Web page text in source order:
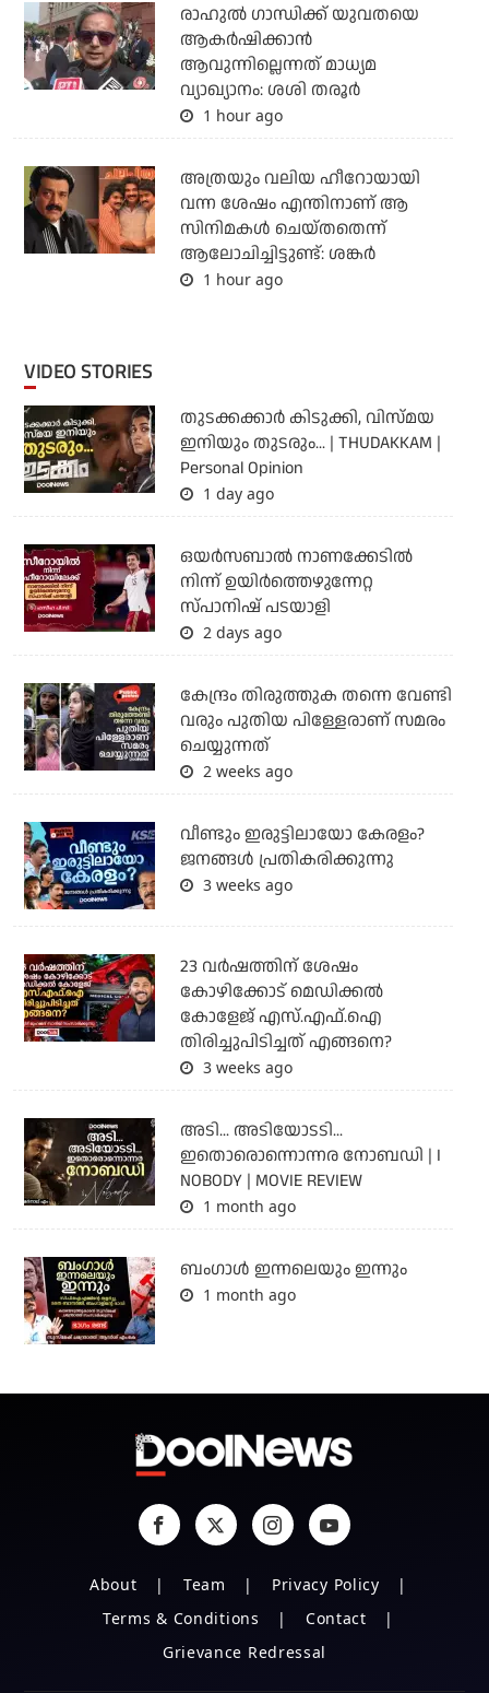
രാഹുല്‍ ഗാന്ധിക്ക് യുവതയെ
ആകര്‍ഷിക്കാന്‍
ആവുന്നില്ലെന്നത് മാധ്യമ
വ്യാഖ്യാനം: ശശി തരൂര്‍
1 hour ago
അത്രയും വലിയ ഹീറോയായി
വന്ന ശേഷം എന്തിനാണ് ആ
സിനിമകള്‍ ചെയ്തതെന്ന്
ആലോചിച്ചിട്ടുണ്ട്: ശങ്കര്‍
1 hour ago
VIDEO STORIES
തുടക്കക്കാര്‍ കിടുക്കി, വിസ്മയ
ഇനിയും തുടരും... | THUDAKKAM |
Personal Opinion
1 day ago
ഒയര്‍സബാൽ നാണക്കേടിൽ
നിന്ന് ഉയിർത്തെഴുന്നേറ്റ
സ്പാനിഷ് പടയാളി
2 days ago
കേന്ദ്രം തിരുത്തുക തന്നെ വേണ്ടി
വരും പുതിയ പിള്ളേരാണ് സമരം
ചെയ്യുന്നത്
2 weeks ago
വീണ്ടും ഇരുട്ടിലായോ കേരളം?
ജനങ്ങൾ പ്രതികരിക്കുന്നു
3 weeks ago
23 വർഷത്തിന് ശേഷം
കോഴിക്കോട് മെഡിക്കൽ
കോളേജ് എസ്.എഫ്.ഐ
തിരിച്ചുപിടിച്ചത് എങ്ങനെ?
3 weeks ago
അടി... അടിയോടടി...
ഇതൊരൊന്നൊന്നര നോബഡി | I
NOBODY | MOVIE REVIEW
1 month ago
ബംഗാള്‍ ഇന്നലെയും ഇന്നും
1 month ago
About Team
Privacy Policy
Terms & Conditions
Contact
Grievance Redressal